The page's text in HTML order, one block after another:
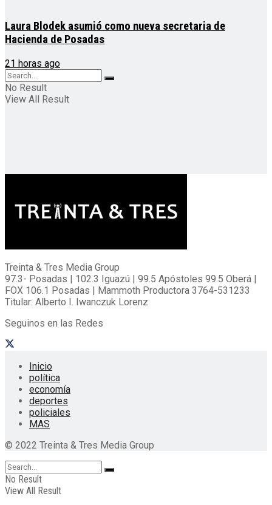
Laura Blodek asumió como nueva secretaria de
Hacienda de Posadas
21 horas ago
No Result
View All Result
Treinta & Tres Media Group
97.3- Posadas | 102.3 Iguazú | 99.5 Apóstoles 99.5 Oberá |
FOX 106.1 Posadas | Mammoth Productora 3764-531233
Titular: Alberto I. Iwanczuk Lorenz
Seguinos en las Redes
Inicio
política
economía
deportes
policiales
MAS
© 2022 Treinta & Tres Media Group
No Result
View All Result